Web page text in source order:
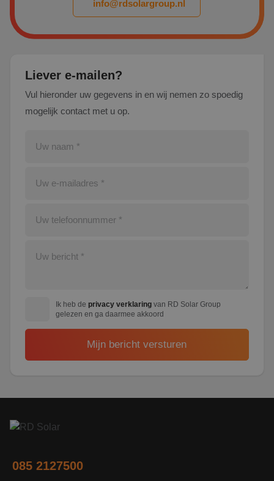
info@rdsolargroup.nl
Liever e-mailen?
Vul hieronder uw gegevens in en wij nemen zo spoedig
mogelijk contact met u op.
Ik heb de privacy verklaring van RD Solar Group
gelezen en ga daarmee akkoord
085 2127500